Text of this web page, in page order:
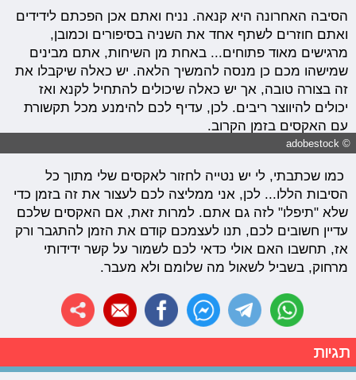
הסיבה האחרונה היא קנאה. נניח ואתם אכן הפכתם לידידים
ואתם חוזרים לשתף אחד את השניה בסיפורים וכמובן,
מרגישים מאוד פתוחים... באחת מן השיחות, אתם מבינים
שמישהו מכם כן מנסה להמשיך הלאה. יש כאלה שיקבלו את
זה בצורה טובה, אך יש כאלה שיכולים להתחיל לקנא ואז
יכולים להיווצר ריבים. לכן, עדיף לכם להימנע מכל תקשורת
עם האקסים בזמן הקרוב.
© adobestock
כמו שכתבתי, לי יש נטייה לחזור לאקסים שלי מתוך כל
הסיבות הללו... לכן, אני ממליצה לכם לעצור את זה בזמן כדי
שלא "תיפלו" לזה גם אתם. למרות זאת, אם האקסים שלכם
עדיין חשובים לכם, תנו לעצמכם קודם את הזמן להתגבר ורק
אז, תחשבו האם אולי כדאי לכם לשמור על קשר ידידותי
מרחוק, בשביל לשאול מה שלומם ולא מעבר.
תגיות